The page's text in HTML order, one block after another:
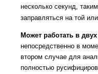
несколько секунд,
заправляться на той
Может работать в
непосредственно в
втором случае для
полностью